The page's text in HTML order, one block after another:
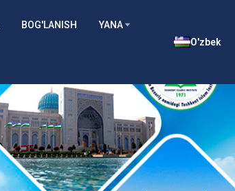
BOG'LANISH YANA
O'zbek